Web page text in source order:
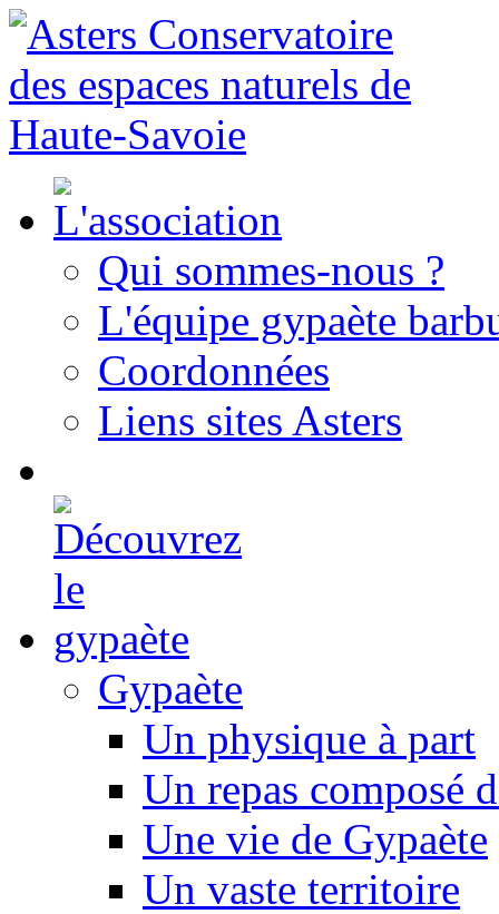
Qui sommes-nous ?
L'équipe gypaète
Coordonnées
Liens sites Asters
Gypaète
Un physique à part
Un repas composé
Une vie de Gypaète
Un vaste territoire